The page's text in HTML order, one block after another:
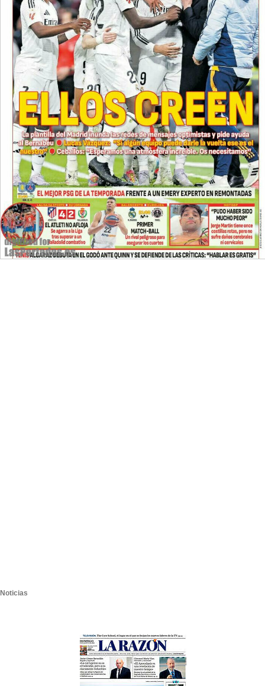
Noticias